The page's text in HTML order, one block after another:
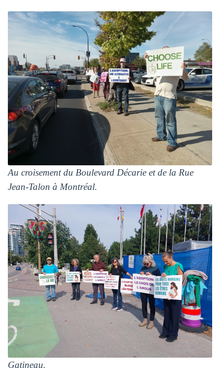
Au croisement du Boulevard Décarie et de la Rue
Jean-Talon à Montréal.
Gatineau.